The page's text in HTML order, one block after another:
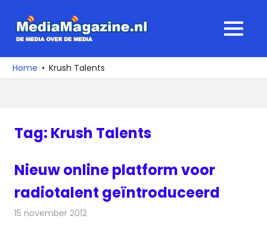
naar
media
over
MENU
Home Krush Talents
Tag: Krush Talents
Nieuw online platform voor
radiotalent geïntroduceerd
15 november 2012